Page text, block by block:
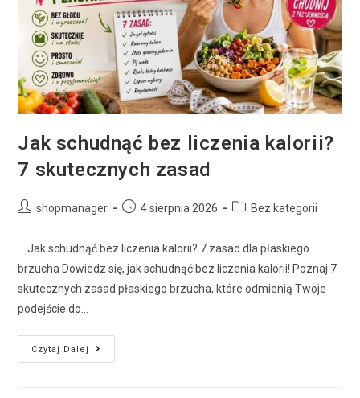
Jak schudnąć bez liczenia kalorii?
7 skutecznych zasad
shopmanager 4 sierpnia 2026 Bez kategorii
Jak schudnąć bez liczenia kalorii? 7 zasad dla płaskiego
brzucha Dowiedz się, jak schudnąć bez liczenia kalorii! Poznaj 7
skutecznych zasad płaskiego brzucha, które odmienią Twoje
podejście do…
Czytaj Dalej